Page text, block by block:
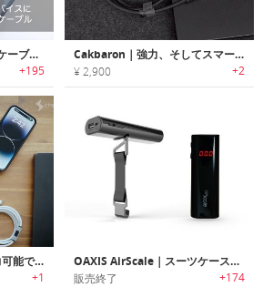
Zeus-X Go Ultra｜1本のケーブルですべてのデバイスに対応する6 in 1キーチェーンケーブル
+195
Cakbaron｜強力、そしてスマート。電力表示機能付きディスプレイ伝送ケーブル
¥ 2,900 +2
Connect Pro｜100W出力可能で脱着が楽なマグネット式ケーブル
+1
OAXIS AirScale｜スーツケースの重量が計れるスケール機能内蔵モバイルバッテリー「オアシス エアスケール」
販売終了 +174